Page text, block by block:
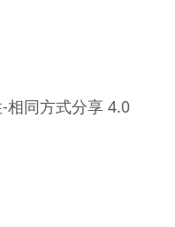
相同方式分享 4.0